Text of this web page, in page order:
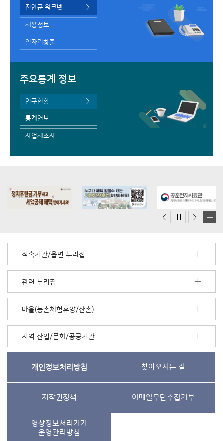
진안군 워크넷
채용정보
일자리창출
주요통계 정보
인구현황
통계연보
사업체조사
직속기관/읍면 누리집
관련 누리집
마을(농촌체험휴양/산촌)
지역 산업/문화/공공기관
개인정보처리방침 찾아오시는 길
저작권정책 이메일무단수집거부
영상정보처리기기
운영관리방침